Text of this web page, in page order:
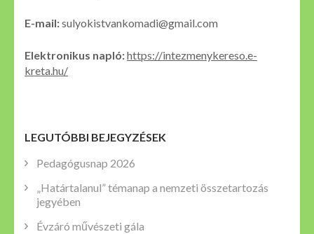
E-mail:sulyokistvankomadi@gmail.com
Elektronikus napló:https://intezmenykereso.e-
kreta.hu/
LEGUTÓBBI BEJEGYZÉSEK
Pedagógusnap 2026
„Határtalanul” témanap a nemzeti összetartozás
jegyében
Évzáró művészeti gála